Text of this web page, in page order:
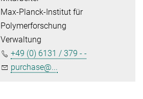
Max-Planck-Institut für
Polymerforschung
Verwaltung
+49 (0) 6131 / 379 - -
purchase@...